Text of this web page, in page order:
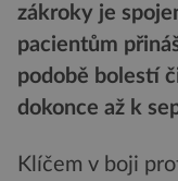
zákroky je
pacientům
podobě bolestí
dokonce až k
Klíčem v boji